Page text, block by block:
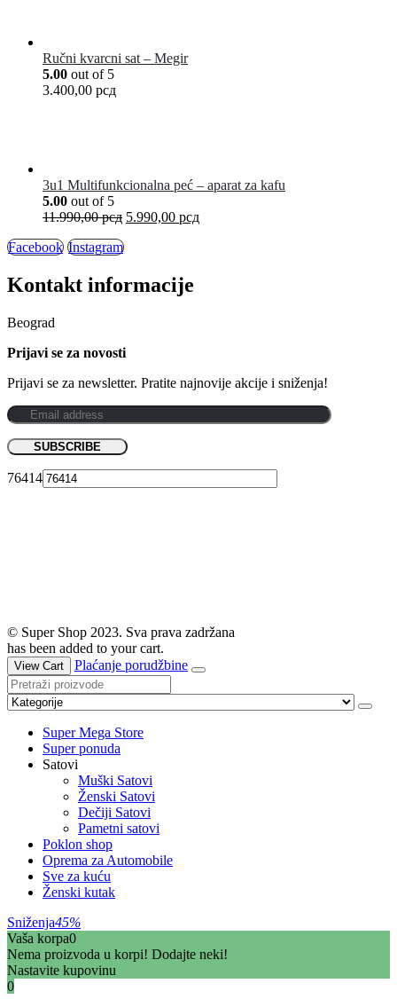
Ručni kvarcni sat – Megir
5.00 out of 5
3.400,00 рсд
3u1 Multifunkcionalna peć – aparat za kafu
5.00 out of 5
11.990,00рсд 5.990,00 рсд
Facebook Instagram
Kontakt informacije
Beograd
Prijavi se za novosti
Prijavi se za newsletter. Pratite najnovije akcije i sniženja!
76414
© Super Shop 2023. Sva prava zadržana
has been added to your cart.
View Cart Plaćanje porudžbine
Super Mega Store
Super ponuda
Satovi
Muški Satovi
Ženski Satovi
Dečiji Satovi
Pametni satovi
Poklon shop
Oprema za Automobile
Sve za kuću
Ženski kutak
Sniženja45%
Vaša korpa0
Nema proizvoda u korpi! Dodajte neki!
Nastavite kupovinu
0